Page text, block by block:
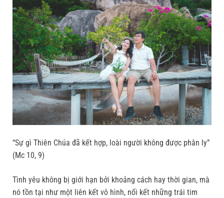
“Sự gì Thiên Chúa đã kết hợp, loài người không được phân ly”
(Mc 10, 9)
Tình yêu không bị giới hạn bởi khoảng cách hay thời gian, mà
nó tồn tại như một liên kết vô hình, nối kết những trái tim